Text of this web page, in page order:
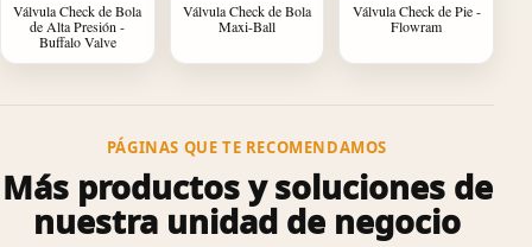
Válvula Check de Bola
de Alta Presión -
Buffalo Valve
Válvula Check de Bola
Maxi-Ball
Válvula Check de Pie -
Flowram
PÁGINAS QUE TE RECOMENDAMOS
Más productos y soluciones de
nuestra unidad de negocio